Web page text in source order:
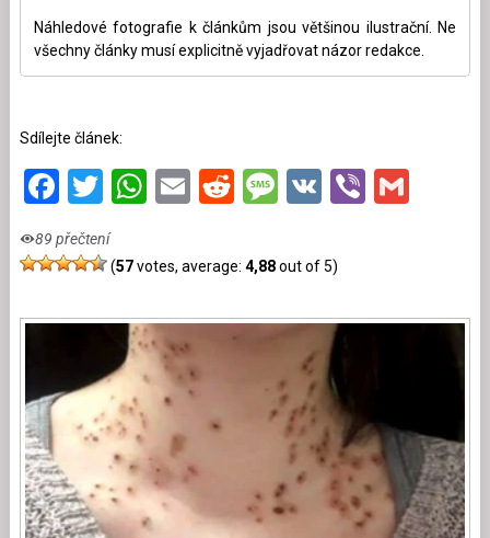
Náhledové fotografie k článkům jsou většinou ilustrační. Ne
všechny články musí explicitně vyjadřovat názor redakce.
Sdílejte článek:
Facebook
Twitter
WhatsApp
EmailRedditMessage
VKViber
89 přečtení
(57votes, average: 4,88out of 5)